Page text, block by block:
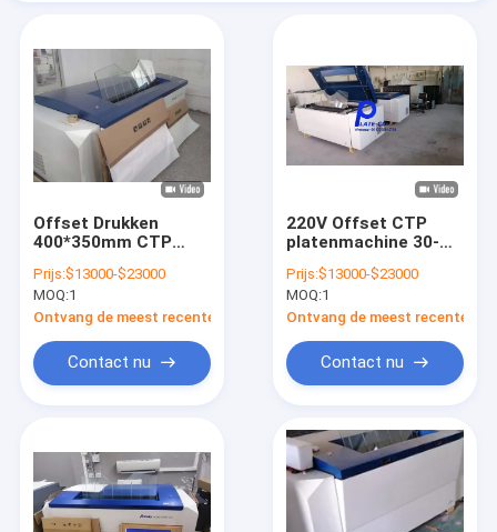
Offset Drukken
400*350mm CTP
Nauwkeurige
Beeldbewerking
Prijs:$13000-$23000
MOQ:1
Ontvang de meest recente Prijs
Contact nu
220V Offset CTP
platenmachine 30-
nieuw of
tweedehands
Prijs:$13000-$23000
MOQ:1
Ontvang de meest recente
Contact nu